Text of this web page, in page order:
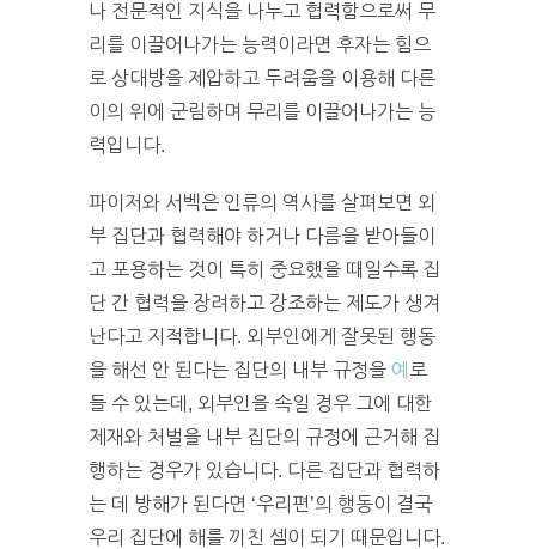
나 전문적인 지식을 나누고 협력함으로써 무
리를 이끌어나가는 능력이라면 후자는 힘으
로 상대방을 제압하고 두려움을 이용해 다른
이의 위에 군림하며 무리를 이끌어나가는 능
력입니다.
파이저와 서벡은 인류의 역사를 살펴보면 외
부 집단과 협력해야 하거나 다름을 받아들이
고 포용하는 것이 특히 중요했을 때일수록 집
단 간 협력을 장려하고 강조하는 제도가 생겨
난다고 지적합니다. 외부인에게 잘못된 행동
을 해선 안 된다는 집단의 내부 규정을 예 로
들 수 있는데, 외부인을 속일 경우 그에 대한
제재와 처벌을 내부 집단의 규정에 근거해 집
행하는 경우가 있습니다. 다른 집단과 협력하
는 데 방해가 된다면 ‘우리편’의 행동이 결국
우리 집단에 해를 끼친 셈이 되기 때문입니다.